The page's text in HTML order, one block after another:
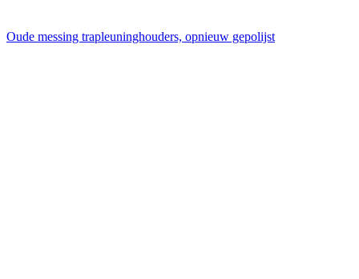
Oude messing trapleuninghouders, opnieuw gepolijst